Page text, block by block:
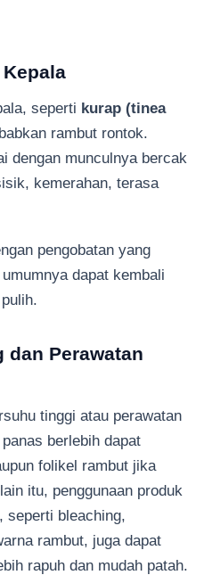
seperti kurap (tinea
rambut rontok.
dengan munculnya bercak
kemerahan, terasa
pengobatan yang
dapat kembali
dan Perawatan
tinggi atau perawatan
berlebih dapat
folikel rambut jika
itu, penggunaan produk
seperti bleaching,
rambut, juga dapat
rapuh dan mudah patah.